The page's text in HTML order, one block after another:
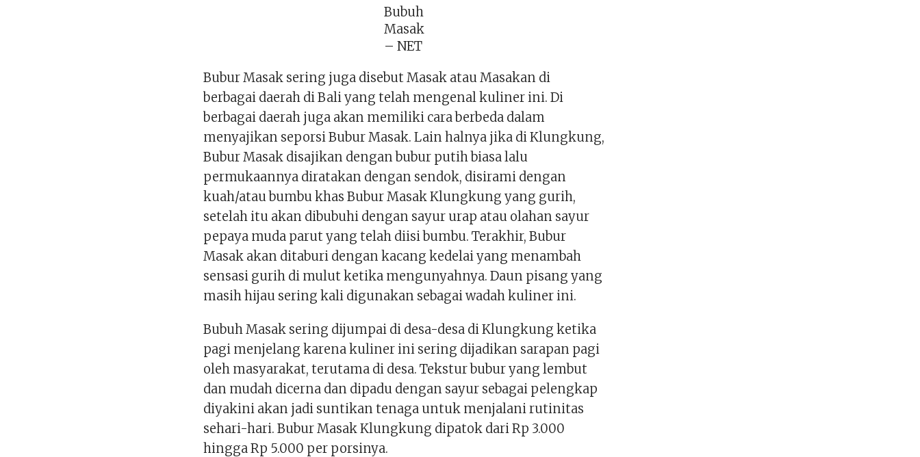
Bubuh
Masak
– NET
Bubur Masak sering juga disebut Masak atau Masakan di
berbagai daerah di Bali yang telah mengenal kuliner ini. Di
berbagai daerah juga akan memiliki cara berbeda dalam
menyajikan seporsi Bubur Masak. Lain halnya jika di Klungkung,
Bubur Masak disajikan dengan bubur putih biasa lalu
permukaannya diratakan dengan sendok, disirami dengan
kuah/atau bumbu khas Bubur Masak Klungkung yang gurih,
setelah itu akan dibubuhi dengan sayur urap atau olahan sayur
pepaya muda parut yang telah diisi bumbu. Terakhir, Bubur
Masak akan ditaburi dengan kacang kedelai yang menambah
sensasi gurih di mulut ketika mengunyahnya. Daun pisang yang
masih hijau sering kali digunakan sebagai wadah kuliner ini.
Bubuh Masak sering dijumpai di desa-desa di Klungkung ketika
pagi menjelang karena kuliner ini sering dijadikan sarapan pagi
oleh masyarakat, terutama di desa. Tekstur bubur yang lembut
dan mudah dicerna dan dipadu dengan sayur sebagai pelengkap
diyakini akan jadi suntikan tenaga untuk menjalani rutinitas
sehari-hari. Bubur Masak Klungkung dipatok dari Rp 3.000
hingga Rp 5.000 per porsinya.